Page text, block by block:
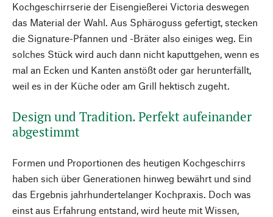
Kochgeschirrserie der Eisengießerei Victoria deswegen
das Material der Wahl. Aus Sphäroguss gefertigt, stecken
die Signature-Pfannen und -Bräter also einiges weg. Ein
solches Stück wird auch dann nicht kaputtgehen, wenn es
mal an Ecken und Kanten anstößt oder gar herunterfällt,
weil es in der Küche oder am Grill hektisch zugeht.
Design und Tradition. Perfekt aufeinander
abgestimmt
Formen und Proportionen des heutigen Kochgeschirrs
haben sich über Generationen hinweg bewährt und sind
das Ergebnis jahrhundertelanger Kochpraxis. Doch was
einst aus Erfahrung entstand, wird heute mit Wissen,